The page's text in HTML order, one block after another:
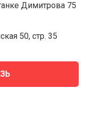
Димитрова 75
50, стр. 35